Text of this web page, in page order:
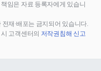
임은 자료 등록자에게 있습니
재∙배포는 금지되어 있습니다.
고객센터의 저작권침해 신고